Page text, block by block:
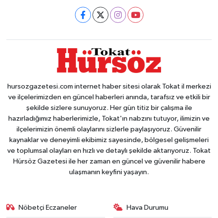
hursozgazetesi.com internet haber sitesi olarak Tokat il merkezi
ve ilçelerimizden en güncel haberleri anında, tarafsız ve etkili bir
şekilde sizlere sunuyoruz. Her gün titiz bir çalışma ile
hazırladığımız haberlerimizle, Tokat'ın nabzını tutuyor, ilimizin ve
ilçelerimizin önemli olaylarını sizlerle paylaşıyoruz. Güvenilir
kaynaklar ve deneyimli ekibimiz sayesinde, bölgesel gelişmeleri
ve toplumsal olayları en hızlı ve detaylı şekilde aktarıyoruz. Tokat
Hürsöz Gazetesi ile her zaman en güncel ve güvenilir habere
ulaşmanın keyfini yaşayın.
Nöbetçi Eczaneler Hava Durumu
Sağlık
Tokat Haber